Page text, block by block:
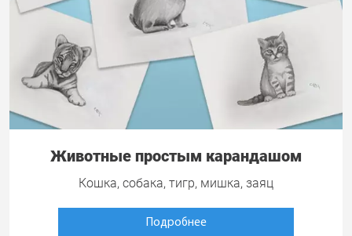
Животные простым карандашом
Кошка, собака, тигр, мишка, заяц
Подробнее